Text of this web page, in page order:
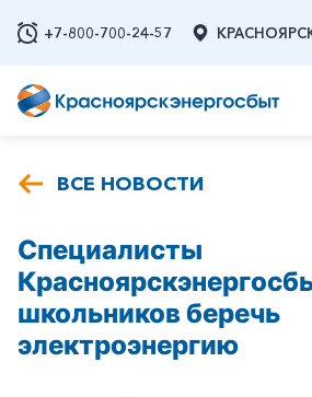
+7-800-700-24-57
ВСЕ НОВОСТИ
Специалисты
школьников беречь
электроэнергию